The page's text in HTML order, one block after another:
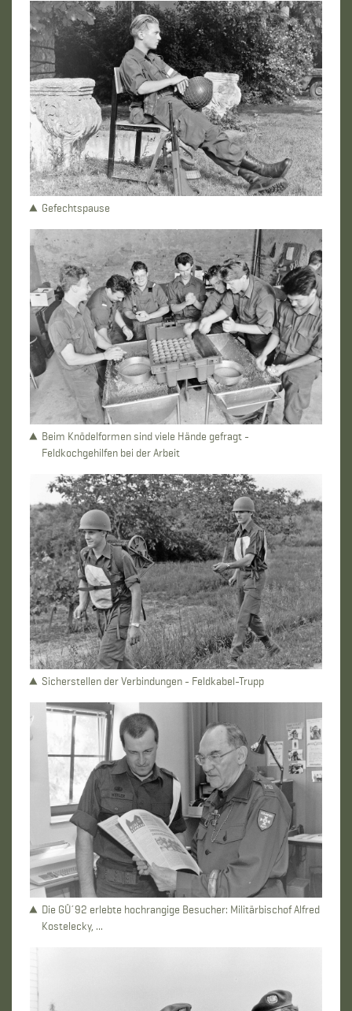
Gefechtspause
Beim Knödelformen sind viele Hände gefragt -
Feldkochgehilfen bei der Arbeit
Sicherstellen der Verbindungen - Feldkabel-Trupp
Die GÜ´92 erlebte hochrangige Besucher: Militärbischof Alfred
Kostelecky, ...